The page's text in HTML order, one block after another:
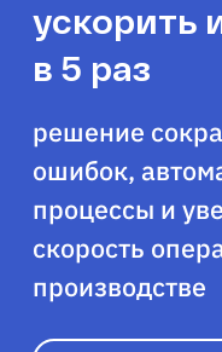
ускорить
в 5 раз
решение
ошибок,
процессы и
скорость
производстве